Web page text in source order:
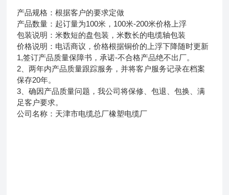
产品规格：根据客户的要求定做
产品数量：起订量为100米，100米-200米价格上浮
包装说明：米数短的盘包装，米数长的电缆轴包装
价格说明：电话商议，价格根据铜价的上浮下降随时更新
1,签订产品质量保障书，承诺-不合格产品绝不出厂。
2、两年内产品质量跟踪服务，并将客户服务记录在档案
保存20年。
3、确因产品质量问题，我公司将保修、包退、包换、满
足客户要求。
公司名称：天津市电缆总厂橡塑电缆厂